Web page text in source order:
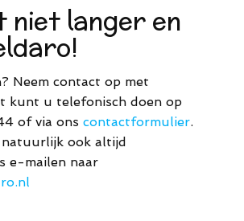
niet langer en
Neem contact op met
kunt u telefonisch doen op
of via ons contactformulier.
ook altijd
e-mailen naar